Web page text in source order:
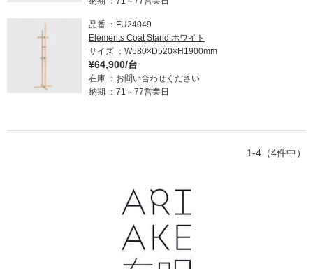
品番
FU24049
Elements Coat Stand ホワイト
サイズ
W580×D520×H1900mm
¥64,900/台
在庫
お問い合わせください
納期
71～77営業日
1-4（4件中）